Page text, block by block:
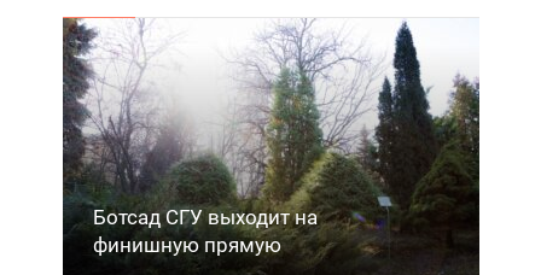
Ботсад СГУ выходит на
финишную прямую